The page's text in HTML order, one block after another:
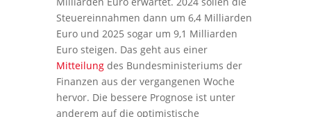
Steuereinnahmen dann um 6,4 Milliarden
Euro und 2025 sogar um 9,1 Milliarden
Euro steigen. Das geht aus einer
Mitteilungdes Bundesministeriums der
Finanzen aus der vergangenen Woche
hervor. Die bessere Prognose ist unter
anderem auf die optimistische